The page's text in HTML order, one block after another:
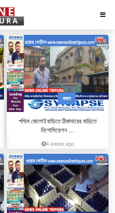
রাজ্য
পশ্চিম জোলাইবাড়িতে ঠিকাদারের বাড়িতে
নিগোসিয়েশন ...
4 weeks ago